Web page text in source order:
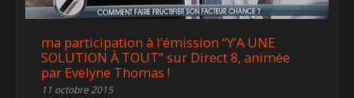
ma participation à l’émission “Y’A UNE
SOLUTION À TOUT” sur Direct 8, animée
par Evelyne Thomas !
11 octobre 2015